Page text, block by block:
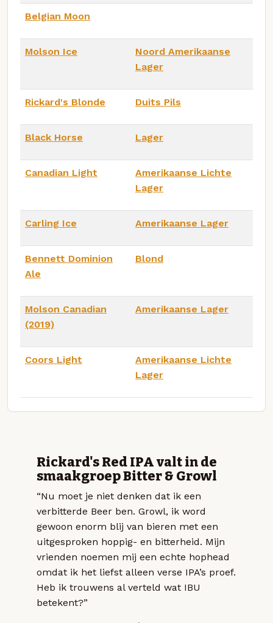
Belgian Moon
Molson Ice
Noord Amerikaanse
Lager
Rickard's Blonde Duits Pils
Black Horse Lager
Canadian Light
Amerikaanse Lichte
Lager
Carling Ice Amerikaanse Lager
Bennett Dominion
Ale
Blond
Molson Canadian
(2019)
Amerikaanse Lager
Coors Light
Amerikaanse Lichte
Lager
Rickard's Red IPA valt in de
smaakgroep Bitter & Growl
“Nu moet je niet denken dat ik een
verbitterde Beer ben. Growl, ik word
gewoon enorm blij van bieren met een
uitgesproken hoppig- en bitterheid. Mijn
vrienden noemen mij een echte hophead
omdat ik het liefst alleen verse IPA’s proef.
Heb ik trouwens al verteld wat IBU
betekent?”